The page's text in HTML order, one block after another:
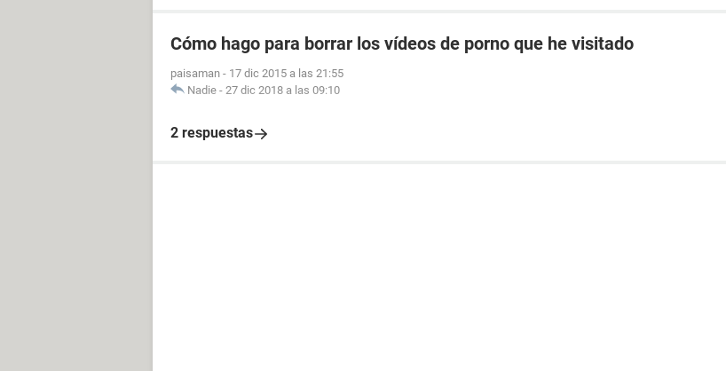
Cómo hago para borrar los vídeos de porno que he visitado
paisaman - 17 dic 2015 a las 21:55
Nadie - 27 dic 2018 a las 09:10
2 respuestas